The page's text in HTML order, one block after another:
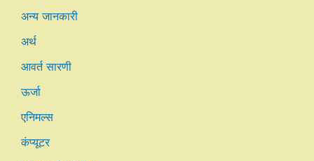
अन्य जानकारी
अर्थ
आवर्त सारणी
ऊर्जा
एनिमल्स
कंप्यूटर